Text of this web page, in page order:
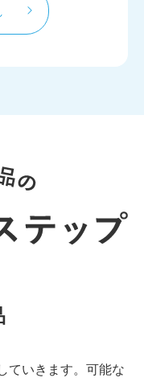
ていきます。可能な